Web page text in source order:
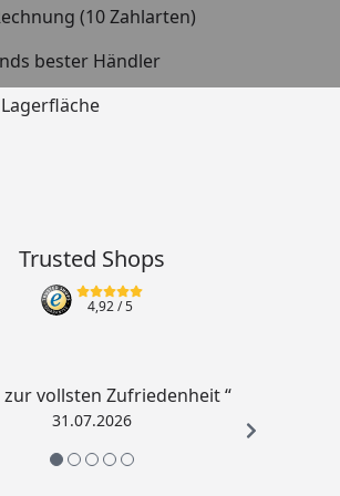
weitere Orte und schaffen Sie so
Oase.
Spezifikationen:
Beleuchtung
x 22,0 x 37,0 cm
(10 Zahlarten)
bester Händler
Trusted Shops
4,92/ 5
zur vollsten Zufriedenheit “
31.07.2026